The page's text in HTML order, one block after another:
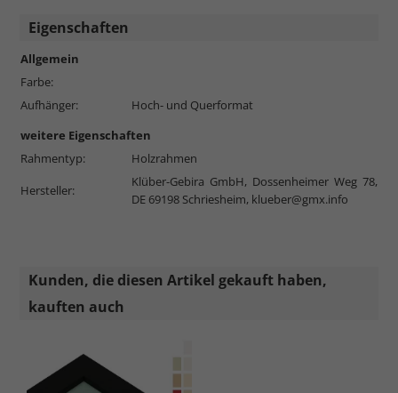
Eigenschaften
Allgemein
Farbe:
Aufhänger:
Hoch- und Querformat
weitere Eigenschaften
Rahmentyp:
Holzrahmen
Hersteller:
Klüber-Gebira GmbH, Dossenheimer Weg 78,
DE 69198 Schriesheim, klueber@gmx.info
Kunden, die diesen Artikel gekauft haben,
kauften auch